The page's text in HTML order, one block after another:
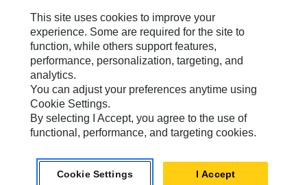
Le Mie Preferenze Di Marketing
Mappa Del Sito
Cookie Settings
Informazioni Legali
Tutela Della Privacy
Europe - Italian© 2026 Caterpillar. Tutti i diritti riservati.
This site uses cookies to improve your
experience. Some are required for the site to
function, while others support features,
performance, personalization, targeting, and
analytics.
You can adjust your preferences anytime using
Cookie Settings.
By selecting I Accept, you agree to the use of
functional, performance, and targeting cookies.
Cookie Settings I Accept